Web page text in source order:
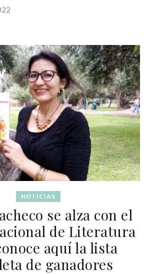
NOTICIAS
se alza con el
de Literatura
aquí la lista
de ganadores